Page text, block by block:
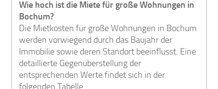
Wie hoch ist die Miete für große Wohnungen in
Bochum?
Die Mietkosten für große Wohnungen in Bochum
werden vorwiegend durch das Baujahr der
Immobilie sowie deren Standort beeinflusst. Eine
detaillierte Gegenüberstellung der
entsprechenden Werte findet sich in der
folgenden Tabelle.